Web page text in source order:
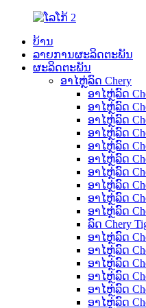
ບ້ານ
ລາຍການຜະລິດຕະພັນ
ຜະລິດຕະພັນ
ອາໄຫຼ່ລົດ Chery
ອາໄຫຼ່ລົດ
ອາໄຫຼ່ລົດ
ອາໄຫຼ່ລົດ
ອາໄຫຼ່ລົດ
ອາໄຫຼ່ລົດ
ອາໄຫຼ່ລົດ
ອາໄຫຼ່ລົດ
ອາໄຫຼ່ລົດ
ອາໄຫຼ່ລົດ
ອາໄຫຼ່ລົດ
ລົດ Chery
ອາໄຫຼ່ລົດ
ອາໄຫຼ່ລົດ
ອາໄຫຼ່ລົດ
ອາໄຫຼ່ລົດ
ອາໄຫຼ່ລົດ
ອາໄຫຼ່ລົດ